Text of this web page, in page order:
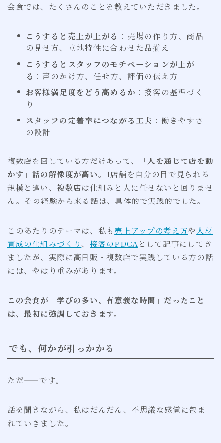
会食では、たくさんのことを教えていただきました。
こうすると売上が上がる ：売場の作り方、商品
の見せ方、立地特性に合わせた品揃え
こうするとスタッフのモチベーションが上が
る ：声のかけ方、任せ方、評価の伝え方
お客様満足度をどう高めるか ：接客の基準づく
り
スタッフの定着率につながる工夫 ：働きやすさ
の設計
複数店を回している方だけあって、
「人を通じて店を動
かす」話の解像度が高い。1店舗を自分の目で見られる
規模と違い、複数店は仕組みと人に任せないと回りませ
ん。その経験から来る話は、具体的で実践的でした。
このあたりのテーマは、私も 売上アップの考え方や 人材
育成の仕組みづくり 、接客のPDCA として記事にしてき
ましたが、実際に高日販・複数店で実践している方の話
には、やはり重みがあります。
この会食が「学びの多い、有意義な時間」だったこと
は、最初に強調しておきます。
でも、何かが引っかかる
ただ——です。
話を聞きながら、私はだんだん、不思議な感覚に包ま
れていきました。